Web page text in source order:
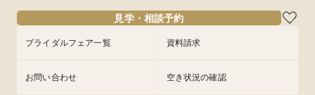
フェアを予約
フェアを予約
見学・相談予約
ブライダルフェア一覧 資料請求
お問い合わせ 空き状況の確認